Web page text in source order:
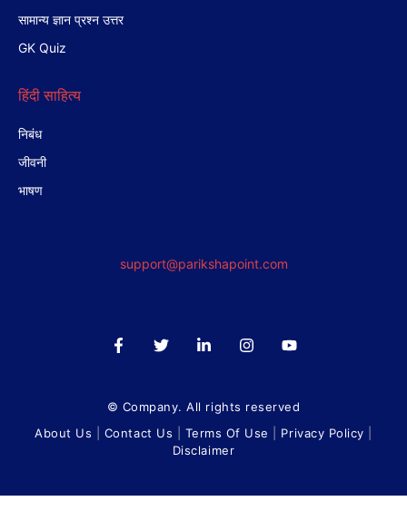
सामान्य ज्ञान प्रश्न उत्तर
GK Quiz
हिंदी साहित्य
निबंध
जीवनी
भाषण
support@parikshapoint.com
© Company. All rights reserved
About Us
Contact Us Terms Of Use Privacy Policy
Disclaimer